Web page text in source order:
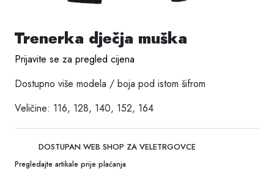
Trenerka dječja muška
Prijavite se za pregled cijena
Dostupno više modela / boja pod istom šifrom
Veličine: 116, 128, 140, 152, 164
DOSTUPAN WEB SHOP ZA VELETRGOVCE
Pregledajte artikale prije plaćanja